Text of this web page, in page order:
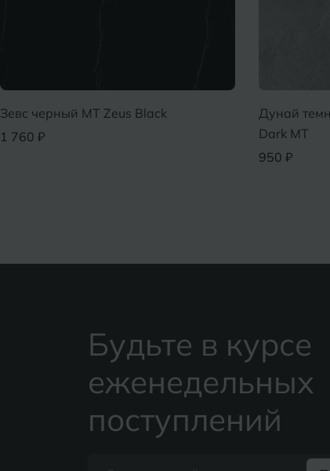
Зевс черный MT Zeus Black
1 760 ₽
Дунай
Dark MT
950 ₽
Будьте в курсе
еженедельных
поступлений